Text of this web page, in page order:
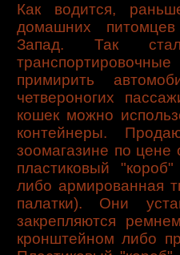
Как водится,
домашних питомцев
Запад. Так
примирить
четвероногих
кошек можно
контейнеры.
зоомагазине по цене
пластиковый
либо армированная
палатки). Они
закрепляются
кронштейном либо